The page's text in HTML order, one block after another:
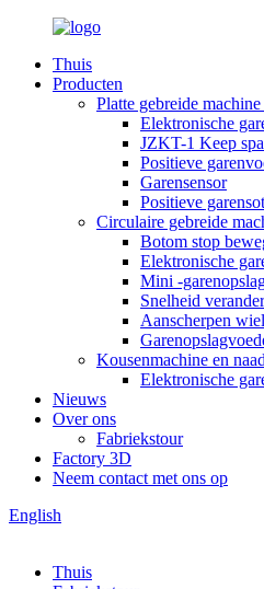
Thuis
Producten
Platte gebreide
Elektronische
JZKT-1 Keep
Positieve
Garensensor
Positieve
Circulaire gebreide
Botom stop
Elektronische
Mini -
Snelheid
Aanscherpen
Kousenmachine en
Elektronische
Nieuws
Over ons
Fabriekstour
Factory 3D
Neem contact met ons op
English
Thuis